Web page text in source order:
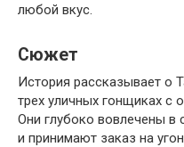
любой вкус.
Сюжет
История рассказывает о
трех уличных гонщиках с
Они глубоко вовлечены
и принимают заказ на